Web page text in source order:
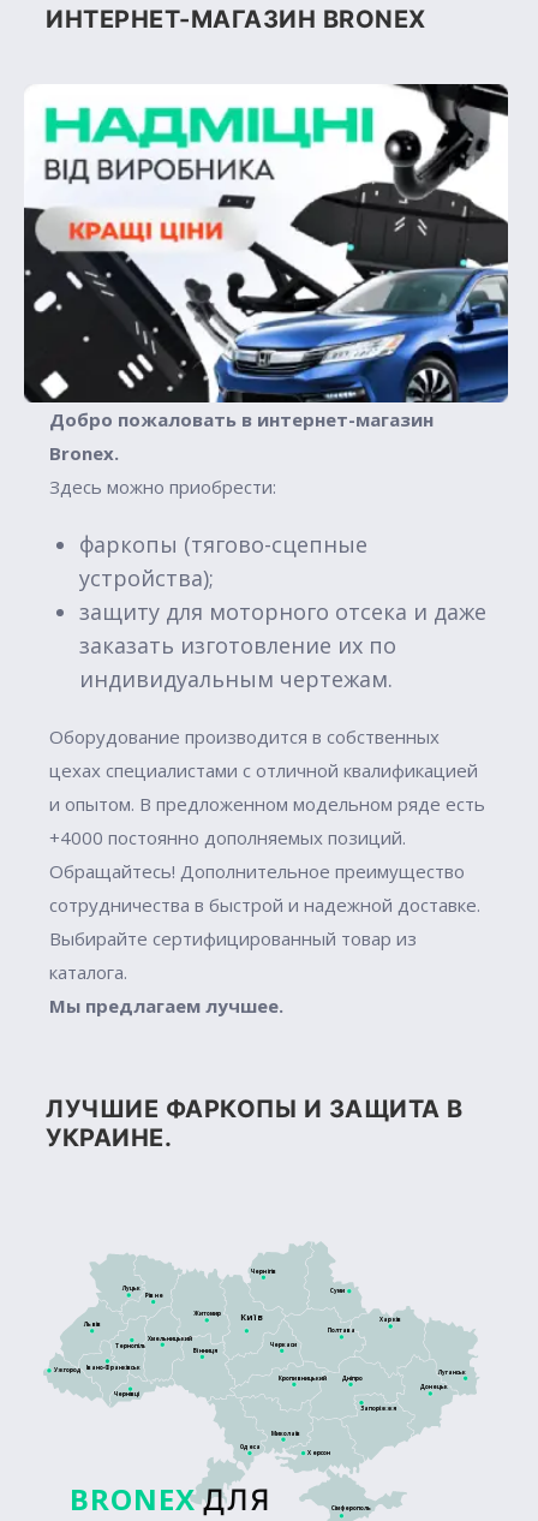
ИНТЕРНЕТ-МАГАЗИН BRONEX
Добро пожаловать в интернет-магазин
Вronex.
Здесь можно приобрести:
фаркопы (тягово-сцепные
устройства);
защиту для моторного отсека и даже
заказать изготовление их по
индивидуальным чертежам.
Оборудование производится в собственных
цехах специалистами с отличной квалификацией
и опытом. В предложенном модельном ряде есть
+4000 постоянно дополняемых позиций.
Обращайтесь! Дополнительное преимущество
сотрудничества в быстрой и надежной доставке.
Выбирайте сертифицированный товар из
каталога.
Мы предлагаем лучшее.
ЛУЧШИЕ ФАРКОПЫ И ЗАЩИТА В
УКРАИНЕ.
BRONEX ДЛЯ
Сімферополь
Луцьк
Київ
Житомир
Тернопіль
Рівне
Львів
Дніпро
Кропивницький
Харків
Полтава
Черкаси
Суми
Чернігів
Запоріжжя
Херсон
Донецьк
Луганськ
Ужгород
Чернівці
Вінниця
Хмельницький
Івано-Франківськ
Миколаїв
Одеса